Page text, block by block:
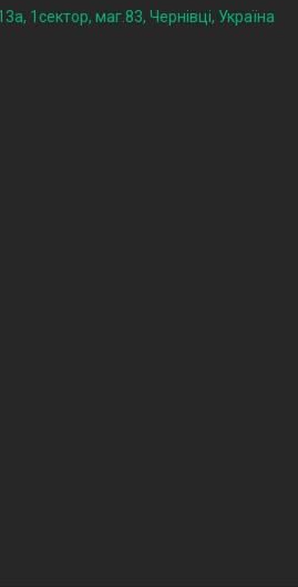
1сектор, маг.83, Чернівці, Україна